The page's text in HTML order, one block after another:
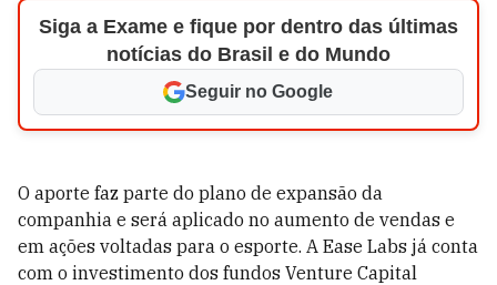
Siga a Exame e fique por dentro das últimas
notícias do Brasil e do Mundo
Seguir no Google
O aporte faz parte do plano de expansão da
companhia e será aplicado no aumento de vendas e
em ações voltadas para o esporte. A Ease Labs já conta
com o investimento dos fundos Venture Capital